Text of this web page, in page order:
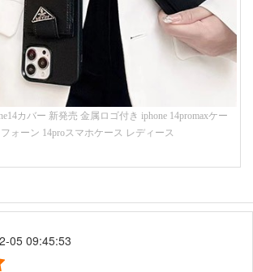
カバー 新発売 金属ロゴ付き iphone 14promaxケー
ォーン 14proスマホケース レディース
05 09:45:53